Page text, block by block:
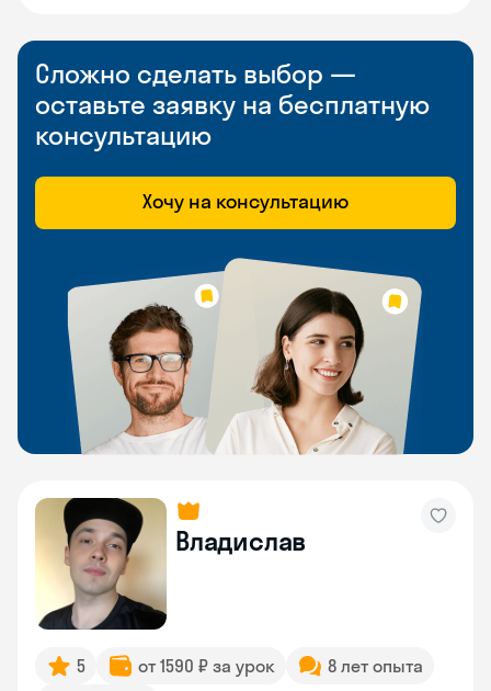
Сложно сделать выбор —
оставьте заявку на бесплатную
консультацию
Хочу на консультацию
Владислав
5 от 1590 ₽ за урок
8 лет опыта